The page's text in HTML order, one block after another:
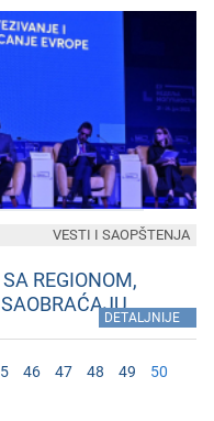
REGIONOM,
DETALJNIJE
VESTI I SAOPŠTENJA
46 47 48 49
50